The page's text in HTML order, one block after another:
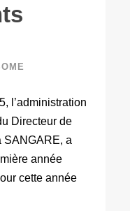
l’administration
Directeur de
SANGARE, a
année
cette année